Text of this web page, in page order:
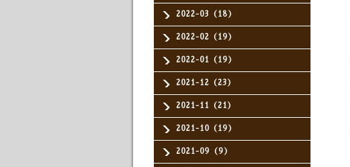
2022-03（18）
2022-02（19）
2022-01（19）
2021-12（23）
2021-11（21）
2021-10（19）
2021-09（9）